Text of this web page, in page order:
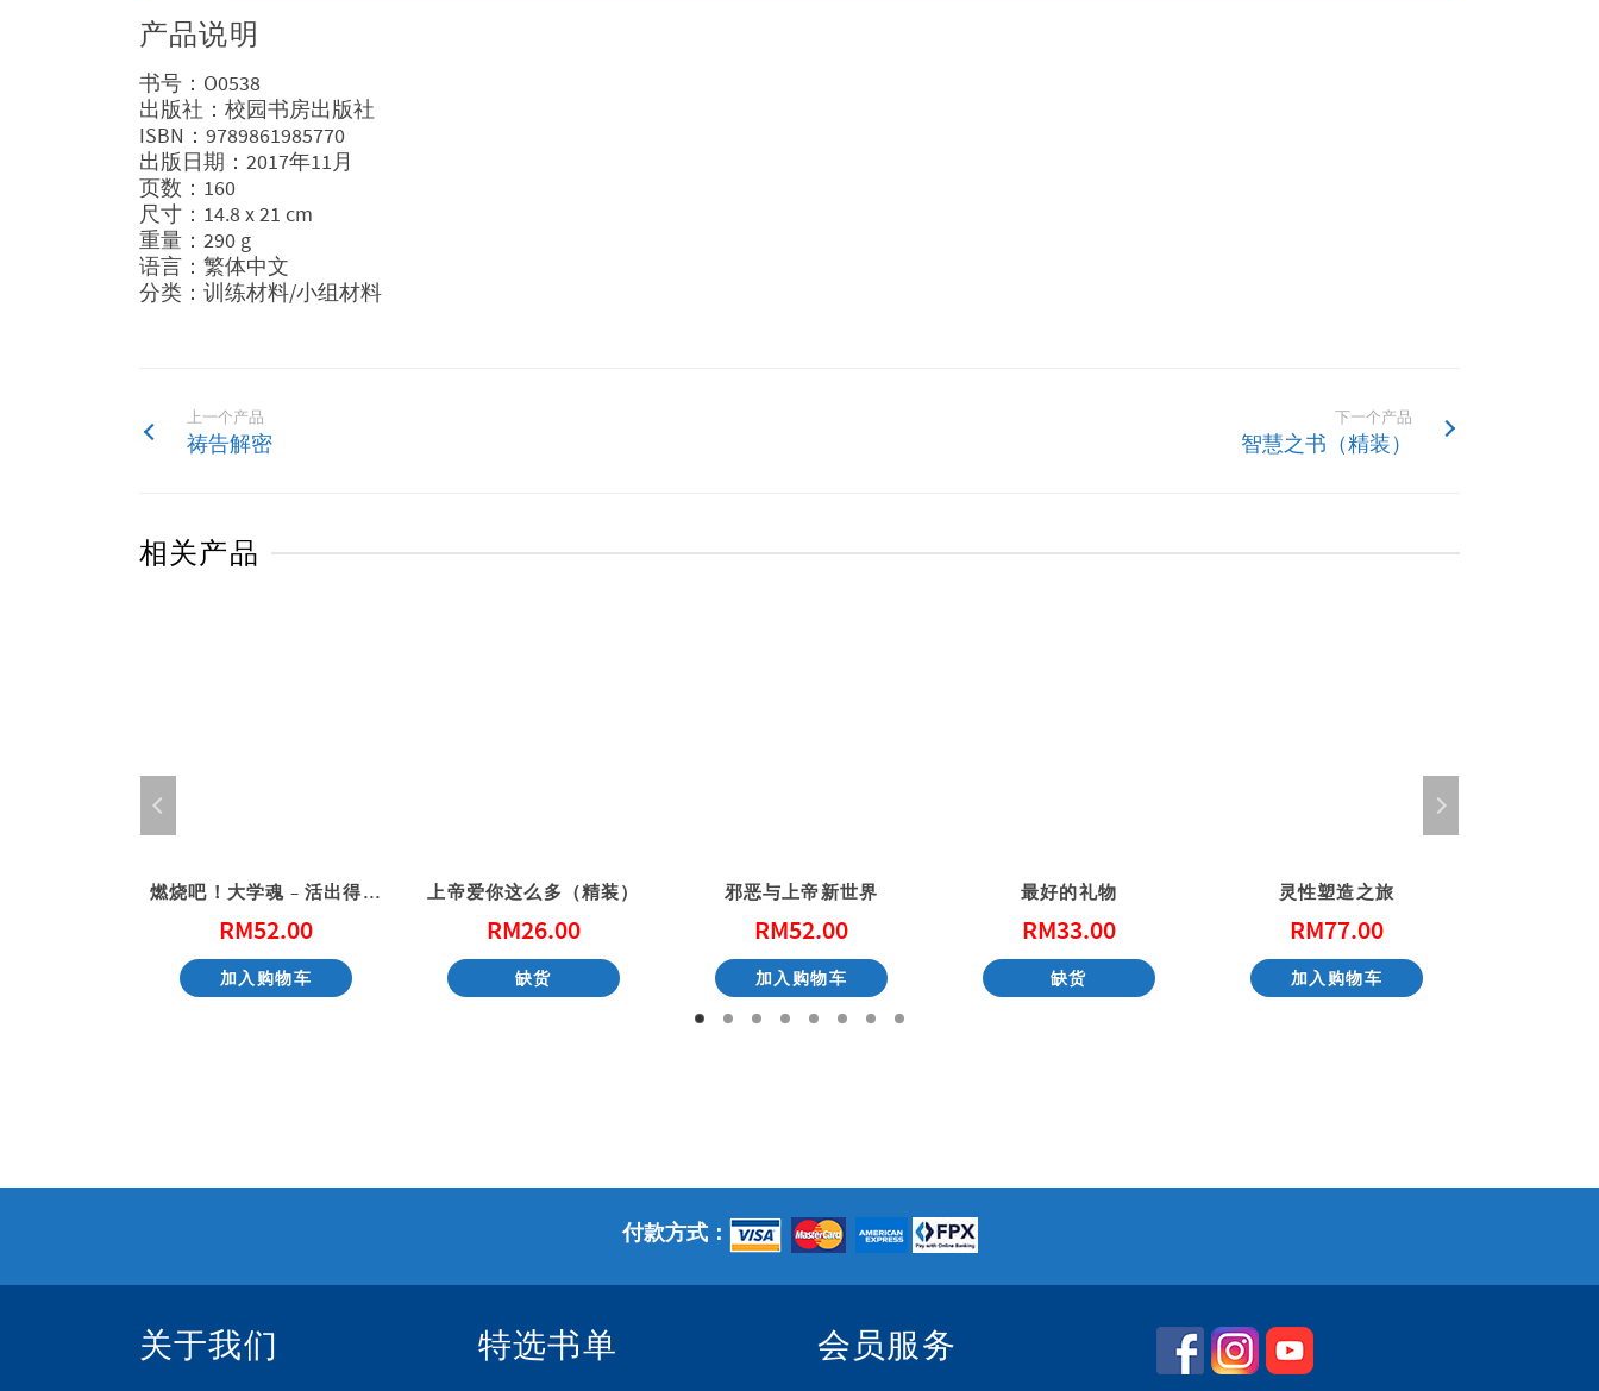
产品说明
书号：O0538
出版社：校园书房出版社
ISBN：9789861985770
出版日期：2017年11月
页数：160
尺寸：14.8 x 21 cm
重量：290 g
语言：繁体中文
分类：训练材料/小组材料
上一个产品
祷告解密
下一个产品
智慧之书（精装）
相关产品
燃烧吧！大学魂 – 活出得胜的大学生活
RM52.00
加入购物车
上帝爱你这么多（精装）
RM26.00
缺货
邪恶与上帝新世界
RM52.00
加入购物车
最好的礼物
RM33.00
缺货
灵性塑造之旅
RM77.00
加入购物车
付款方式：
关于我们 特选书单 会员服务